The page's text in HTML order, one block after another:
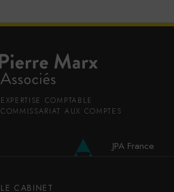
EXPERTISE COMPTABLE
COMMISSARIAT AUX COMPTES
JPA France
LE CABINET